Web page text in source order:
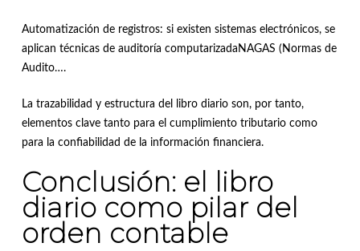
Automatización de registros: si existen sistemas electrónicos, se
aplican técnicas de auditoría computarizadaNAGAS (Normas de
Audito….
La trazabilidad y estructura del libro diario son, por tanto,
elementos clave tanto para el cumplimiento tributario como
para la confiabilidad de la información financiera.
Conclusión: el libro
diario como pilar del
orden contable